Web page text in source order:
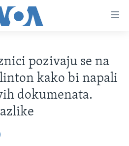
pozivaju se na
kako bi napali
dokumenata.